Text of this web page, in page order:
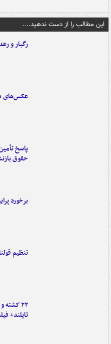
این مطالب را از دست ندهید....
رگبار و
عکس‌های
پاسخ
حقوق
برخورد پراید با
تنظیم
۲۲
تایلند+